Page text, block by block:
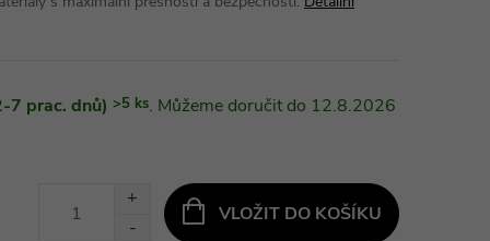
7 prac. dnů) >5 ks 12.8.2026
VLOŽIT DO KOŠÍKU